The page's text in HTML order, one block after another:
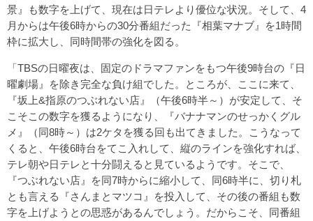
景』も数字を上げて、現在は日テレより優位な状況。そして、4
月からは午後6時からの30分番組だった『相葉マナブ』を1時間
枠に拡大し、同時間帯の強化を図る。
「TBSの日曜夜は、固定のドラマファンをもつ午後9時台の『日
曜劇場』を除き完全な負け組でした。ところが、ここに来て、
『坂上&指原のつぶれない店』（午後6時半～）が安定して、そ
こそこの数字を獲るようになり、『バナナマンのせっかくグル
メ』（同8時～）は2ケタを獲る回も出てきました。こうなって
くると、午後6時台をてこ入れして、縦のラインを強化すれば、
テレ朝や日テレと十分闘えると見ているようです。そこで、
『つぶれない店』を同7時からに縮小して、同6時半に、切り札
とも言える『さんまとマツコ』を投入して、その後の番組も数
字を上げようとの思惑があるんでしょう。だからこそ、同番組